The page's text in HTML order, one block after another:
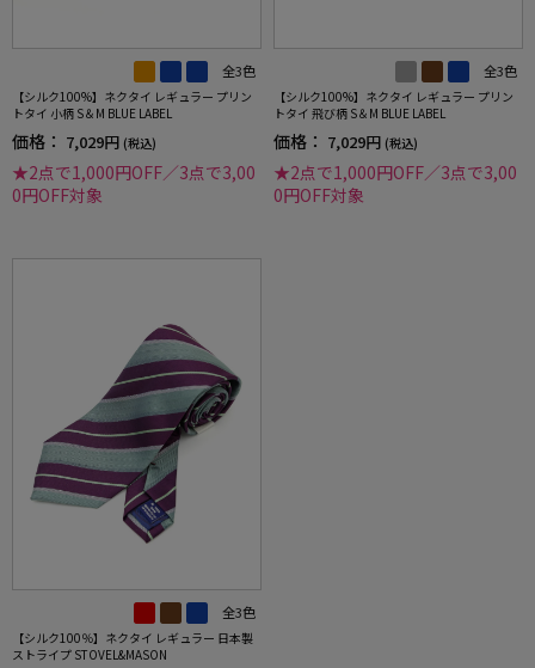
全3色
【シルク100%】ネクタイ レギュラー プリン
トタイ 小柄 S＆M BLUE LABEL
価格： 7,029円 (税込)
★2点で1,000円OFF／3点で3,00
0円OFF対象
全3色
【シルク100%】ネクタイ レギュラー プリン
トタイ 飛び柄 S＆M BLUE LABEL
価格： 7,029円 (税込)
★2点で1,000円OFF／3点で3,00
0円OFF対象
全3色
【シルク100％】ネクタイ レギュラー 日本製
ストライプ STOVEL&MASON